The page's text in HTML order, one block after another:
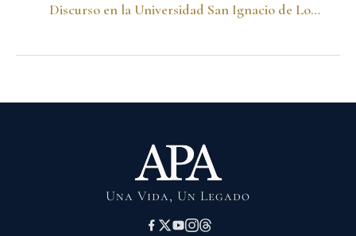
Discurso en la Universidad San Ignacio de Loyola. Lima-Perú 18 de octubre de 2012
Una Vida, Un Legado